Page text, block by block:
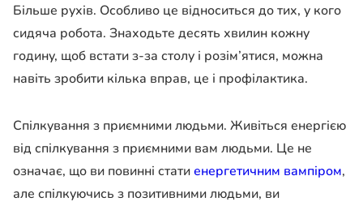
Більше рухів. Особливо це відноситься до тих, у кого
сидяча робота. Знаходьте десять хвилин кожну
годину, щоб встати з-за столу і розім’ятися, можна
навіть зробити кілька вправ, це і профілактика.
Спілкування з приємними людьми. Живіться енергією
від спілкування з приємними вам людьми. Це не
означає, що ви повинні статиенергетичним вампіром,
але спілкуючись з позитивними людьми, ви